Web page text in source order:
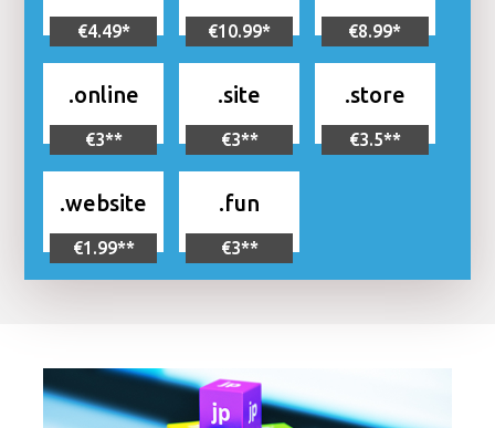
€4.49* €10.99* €8.99*
.online
€3**
.site
€3**
.store
€3.5**
.website
€1.99**
.fun
€3**